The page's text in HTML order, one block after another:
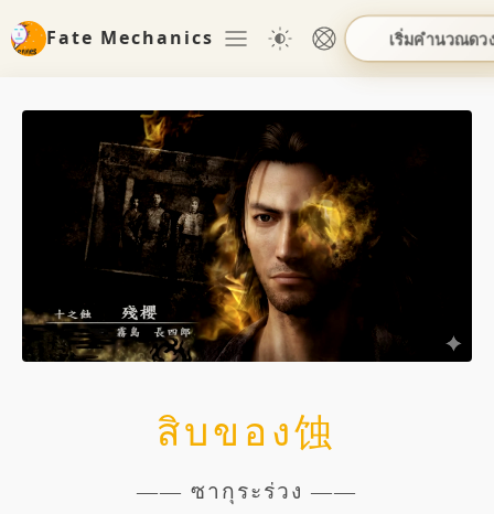
Fate Mechanics เริ่มคำนวณดว
สิบของ蚀
—— ซากุระร่วง ——